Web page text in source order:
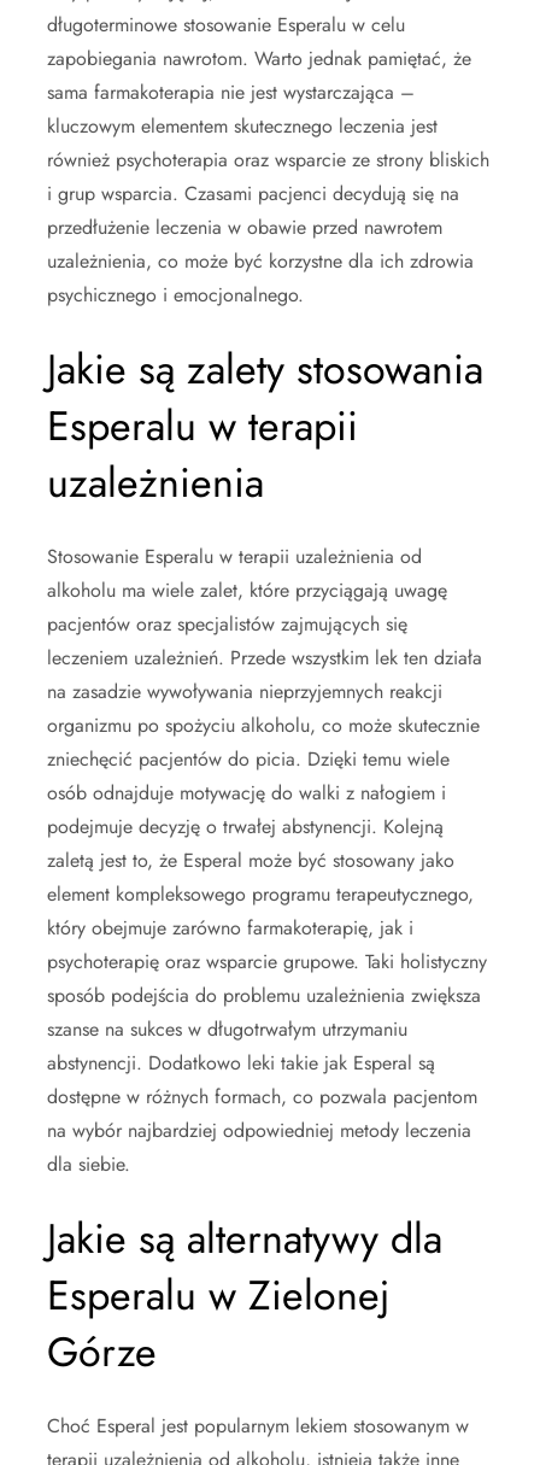
długoterminowe stosowanie Esperalu w celu
zapobiegania nawrotom. Warto jednak pamiętać, że
sama farmakoterapia nie jest wystarczająca –
kluczowym elementem skutecznego leczenia jest
również psychoterapia oraz wsparcie ze strony bliskich
i grup wsparcia. Czasami pacjenci decydują się na
przedłużenie leczenia w obawie przed nawrotem
uzależnienia, co może być korzystne dla ich zdrowia
psychicznego i emocjonalnego.
Jakie są zalety stosowania
Esperalu w terapii
uzależnienia
Stosowanie Esperalu w terapii uzależnienia od
alkoholu ma wiele zalet, które przyciągają uwagę
pacjentów oraz specjalistów zajmujących się
leczeniem uzależnień. Przede wszystkim lek ten działa
na zasadzie wywoływania nieprzyjemnych reakcji
organizmu po spożyciu alkoholu, co może skutecznie
zniechęcić pacjentów do picia. Dzięki temu wiele
osób odnajduje motywację do walki z nałogiem i
podejmuje decyzję o trwałej abstynencji. Kolejną
zaletą jest to, że Esperal może być stosowany jako
element kompleksowego programu terapeutycznego,
który obejmuje zarówno farmakoterapię, jak i
psychoterapię oraz wsparcie grupowe. Taki holistyczny
sposób podejścia do problemu uzależnienia zwiększa
szanse na sukces w długotrwałym utrzymaniu
abstynencji. Dodatkowo leki takie jak Esperal są
dostępne w różnych formach, co pozwala pacjentom
na wybór najbardziej odpowiedniej metody leczenia
dla siebie.
Jakie są alternatywy dla
Esperalu w Zielonej
Górze
Choć Esperal jest popularnym lekiem stosowanym w